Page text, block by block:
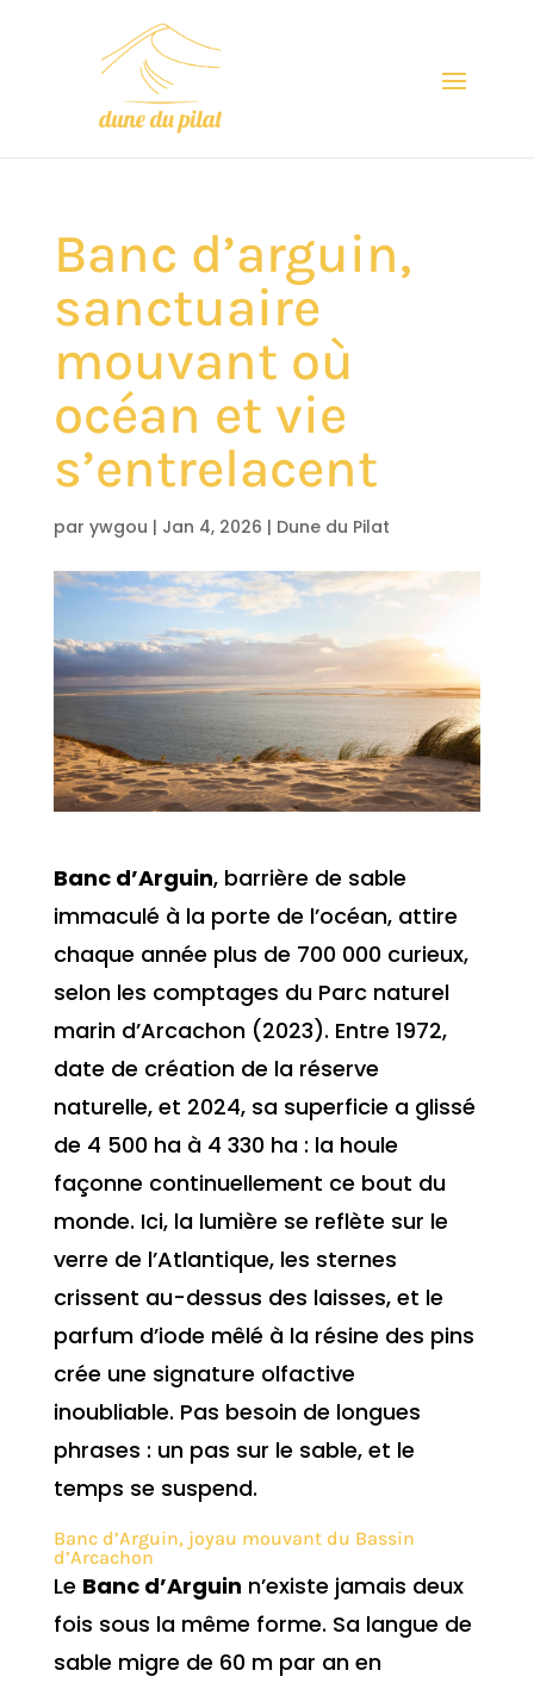
Banc d’arguin,
sanctuaire
mouvant où
océan et vie
s’entrelacent
par ywgou | Jan 4, 2026 | Dune du Pilat
Banc d’Arguin, barrière de sable
immaculé à la porte de l’océan, attire
chaque année plus de 700 000 curieux,
selon les comptages du Parc naturel
marin d’Arcachon (2023). Entre 1972,
date de création de la réserve
naturelle, et 2024, sa superficie a glissé
de 4 500 ha à 4 330 ha : la houle
façonne continuellement ce bout du
monde. Ici, la lumière se reflète sur le
verre de l’Atlantique, les sternes
crissent au-dessus des laisses, et le
parfum d’iode mêlé à la résine des pins
crée une signature olfactive
inoubliable. Pas besoin de longues
phrases : un pas sur le sable, et le
temps se suspend.
Banc d’Arguin, joyau mouvant du Bassin
d’Arcachon
Le Banc d’Arguin n’existe jamais deux
fois sous la même forme. Sa langue de
sable migre de 60 m par an en